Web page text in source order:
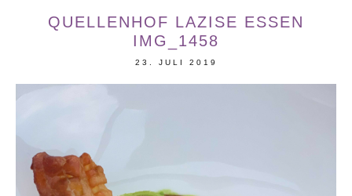
QUELLENHOF LAZISE ESSEN
IMG_1458
23. JULI 2019